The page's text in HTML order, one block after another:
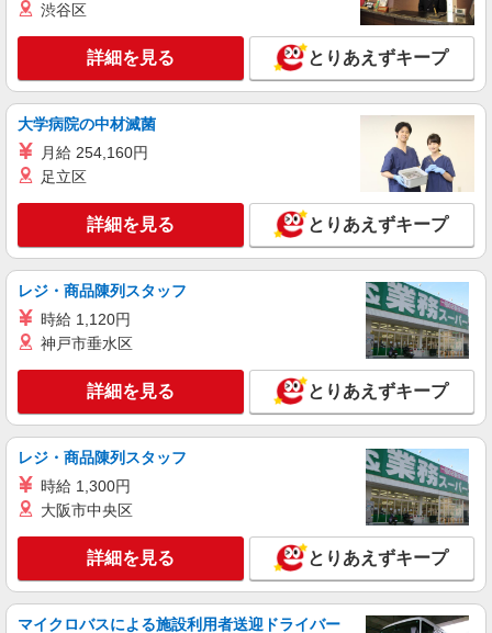
時給1,220円〜1,525円＋交通費全額支給（規定
有）
雇入れ直後：大阪府貝塚市 変更の範囲：会社
の定める就業場所
キープ 詳細を見る
派遣社員
パーソルファクトリーパートナーズ株式会社
電池の製造・組立／軽作業（2交替）
基本時給1500円・深夜時給1875円 ※交通費全
額支給（規定あり） 【月収例】33.6万円（20日勤
務＋残業40h＋深夜57.5h）
キープ 詳細を見る
株式会社テクノ・サービス/お仕事No/0864739
機械オペレーターなど
大阪府貝塚市 ＊車・バイク通勤OK
キープ 詳細を見る
渋谷区
詳細を見る とりあえずキープ
大学病院の中材滅菌
月給 254,160円
足立区
詳細を見る とりあえずキープ
レジ・商品陳列スタッフ
時給 1,120円
神戸市垂水区
詳細を見る とりあえずキープ
レジ・商品陳列スタッフ
時給 1,300円
大阪市中央区
詳細を見る とりあえずキープ
マイクロバスによる施設利用者送迎ドライバー